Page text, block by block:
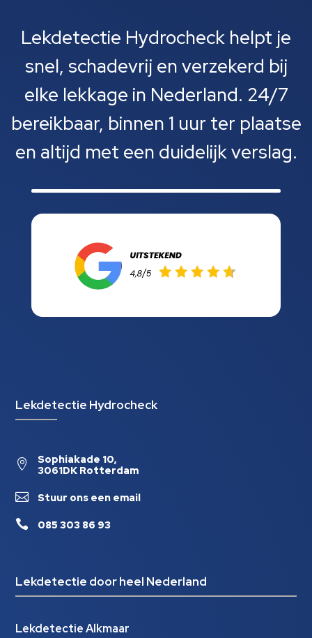
Lekdetectie Hydrocheck helpt je
snel, schadevrij en verzekerd bij
elke lekkage in Nederland. 24/7
bereikbaar, binnen 1 uur ter plaatse
en altijd met een duidelijk verslag.
Lekdetectie Hydrocheck

Sophiakade 10,
3061DK Rotterdam
 Stuur ons een email
 085 303 86 93
Lekdetectie door heel Nederland
Lekdetectie Alkmaar